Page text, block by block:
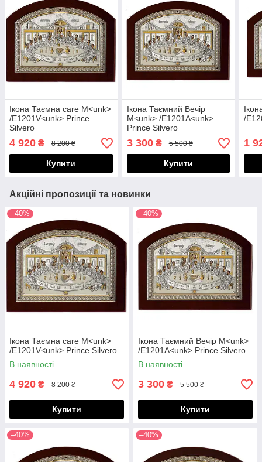
Ікона Таємна care M<unk>
/E1201V<unk> Prince
Silvero
4 920 ₴ 8 200 ₴
Купити
Ікона Таємний Вечір
M<unk> /E1201A<unk>
Prince Silvero
3 300₴ 5 500 ₴
Купити
/
1
Акційні пропозиції та новинки
–40%
Ікона Таємна care M<unk>
/E1201V<unk> Prince Silvero
В наявності
4 920 ₴ 8 200 ₴
Купити
–40%
Ікона Таємний Вечір M<unk>
/E1201A<unk> Prince Silvero
В наявності
3 300 ₴ 5 500 ₴
Купити
–40% –40%